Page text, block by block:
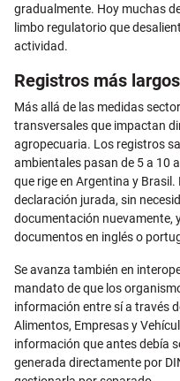
gradualmente. Hoy muchas
limbo regulatorio que
actividad.
Registros más
Más allá de las medidas
transversales que impactan
agropecuaria. Los registros
ambientales pasan de 5 a 10
que rige en Argentina y
declaración jurada, sin
documentación nuevamente,
documentos en inglés o
Se avanza también en
mandato de que los
información entre sí a través
Alimentos, Empresas y
información que antes debía
generada directamente por